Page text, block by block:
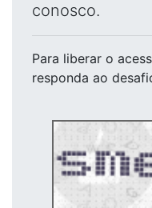
conosco.
Para liberar o
responda ao